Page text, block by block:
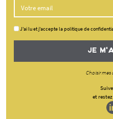
J'ai lu et j'accepte la politique de
JE
Choisir
et